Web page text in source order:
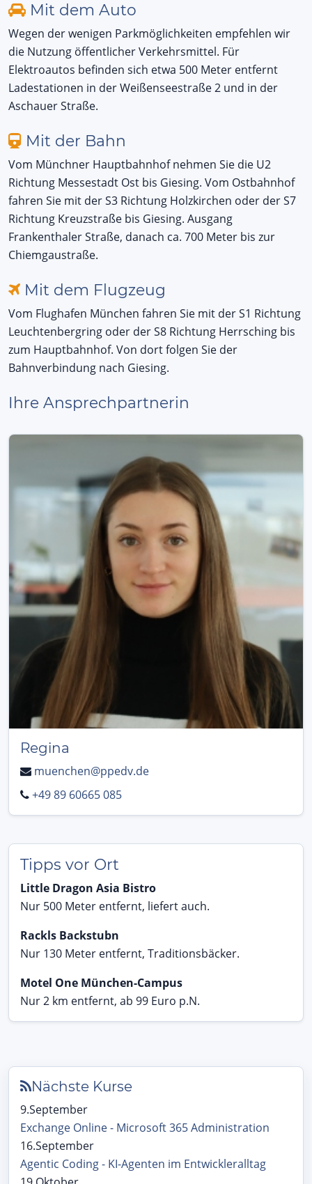
Mit dem Auto
Wegen der wenigen Parkmöglichkeiten empfehlen wir
die Nutzung öffentlicher Verkehrsmittel. Für
Elektroautos befinden sich etwa 500 Meter entfernt
Ladestationen in der Weißenseestraße 2 und in der
Aschauer Straße.
Mit der Bahn
Vom Münchner Hauptbahnhof nehmen Sie die U2
Richtung Messestadt Ost bis Giesing. Vom Ostbahnhof
fahren Sie mit der S3 Richtung Holzkirchen oder der S7
Richtung Kreuzstraße bis Giesing. Ausgang
Frankenthaler Straße, danach ca. 700 Meter bis zur
Chiemgaustraße.
Mit dem Flugzeug
Vom Flughafen München fahren Sie mit der S1 Richtung
Leuchtenbergring oder der S8 Richtung Herrsching bis
zum Hauptbahnhof. Von dort folgen Sie der
Bahnverbindung nach Giesing.
Ihre Ansprechpartnerin
Regina
muenchen@ppedv.de
+49 89 60665 085
Tipps vor Ort
Little Dragon Asia Bistro
Nur 500 Meter entfernt, liefert auch.
Rackls Backstubn
Nur 130 Meter entfernt, Traditionsbäcker.
Motel One München-Campus
Nur 2 km entfernt, ab 99 Euro p.N.
Nächste Kurse
9.September
Exchange Online - Microsoft 365 Administration
16.September
Agentic Coding - KI-Agenten im Entwickleralltag